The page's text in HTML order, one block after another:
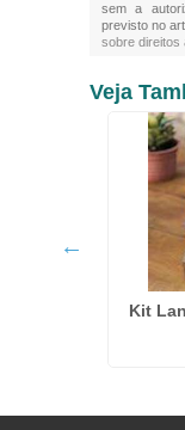
sem a
previsto no
sobre direitos
Veja
Kit